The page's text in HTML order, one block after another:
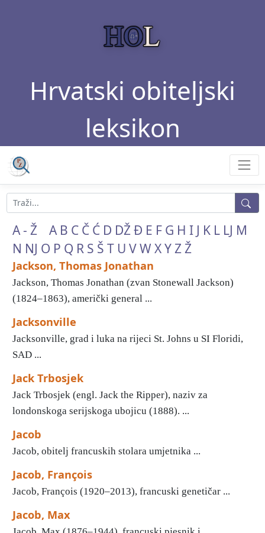
Hrvatski obiteljski
leksikon
A - Ž A B C Č Ć D DŽĐ E F G H I J K L LJ M
N NJ O P Q R S Š T U VW XYZŽ
Jackson, Thomas Jonathan
Jackson, Thomas Jonathan (zvan Stonewall Jackson)
(1824–1863), američki general ...
Jacksonville
Jacksonville, grad i luka na rijeci St. Johns u SI Floridi,
SAD ...
Jack Trbosjek
Jack Trbosjek (engl. Jack the Ripper), naziv za
londonskoga serijskoga ubojicu (1888). ...
Jacob
Jacob, obitelj francuskih stolara umjetnika ...
Jacob, François
Jacob, François (1920–2013), francuski genetičar ...
Jacob, Max